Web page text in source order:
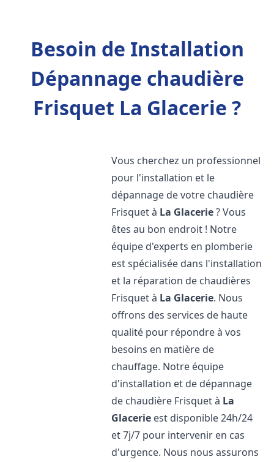
Besoin de Installation
Dépannage chaudière
Frisquet La Glacerie ?
Vous cherchez un professionnel
pour l'installation et le
dépannage de votre chaudière
Frisquet à La Glacerie? Vous
êtes au bon endroit ! Notre
équipe d'experts en plomberie
est spécialisée dans l'installation
et la réparation de chaudières
Frisquet à La Glacerie. Nous
offrons des services de haute
qualité pour répondre à vos
besoins en matière de
chauffage. Notre équipe
d'installation et de dépannage
de chaudière Frisquet à La
Glacerie est disponible 24h/24
et 7j/7 pour intervenir en cas
d'urgence. Nous nous assurons